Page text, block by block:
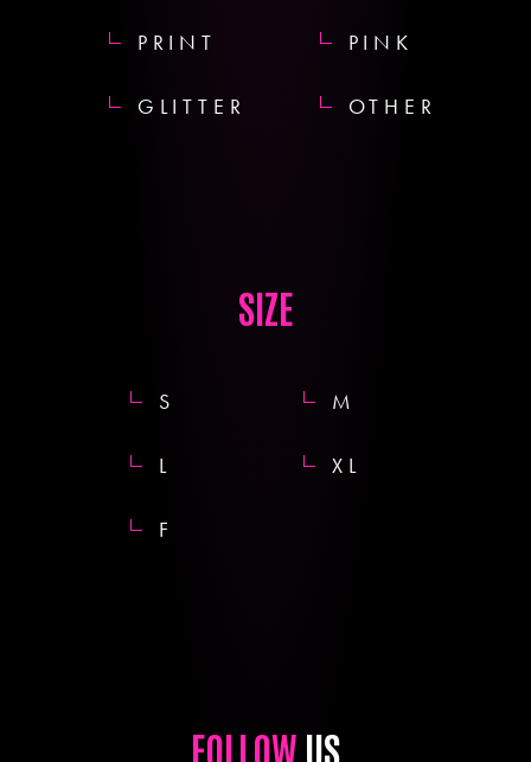
PRINT PINK
GLITTER OTHER
SIZE
S M
L XL
F
FOLLOW US